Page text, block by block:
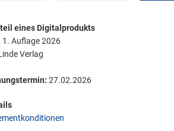
eines Digitalprodukts
1. Auflage 2026
Verlag
27.02.2026